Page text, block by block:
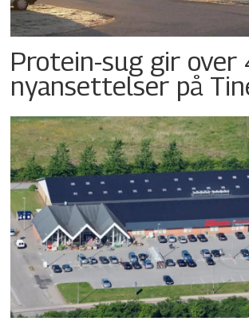
Protein-sug gir over
nyansettelser på